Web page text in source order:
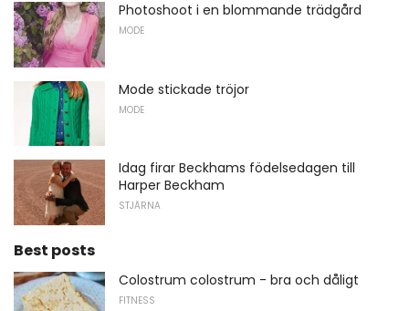
Photoshoot i en blommande trädgård
MODE
Mode stickade tröjor
MODE
Idag firar Beckhams födelsedagen till
Harper Beckham
STJÄRNA
Best posts
Colostrum colostrum - bra och dåligt
FITNESS